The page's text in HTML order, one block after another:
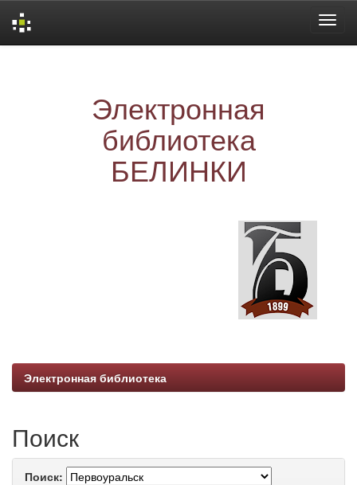
Электронная
библиотека
БЕЛИНКИ
Электронная библиотека
Поиск
Поиск: